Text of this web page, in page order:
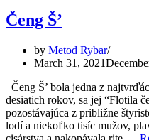
Čeng Š’
by Metod Rybar
March 31, 2021
Čeng Š’ bola jedna z
desiatich rokov, sa jej “Flotila
pozostávajúca z približne
lodí a niekoľko tisíc mužov,